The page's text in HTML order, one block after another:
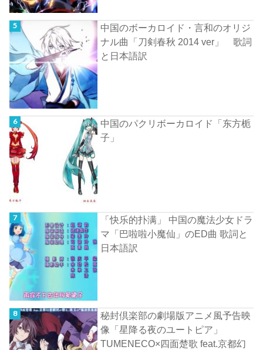
中国のボーカロイド・言和のオリジ
ナル曲「刀剣春秋 2014 ver」 歌詞
と日本語訳
中国のパクリボーカロイド「东方栀
子」
「快乐的扑满」 中国の魔法少女ドラ
マ「巴啦啦小魔仙」のED曲 歌詞と
日本語訳
秘封倶楽部の劇場版アニメ風予告映
像「星降る夜のユートピア」
TUMENECO×四面楚歌 feat.京都幻